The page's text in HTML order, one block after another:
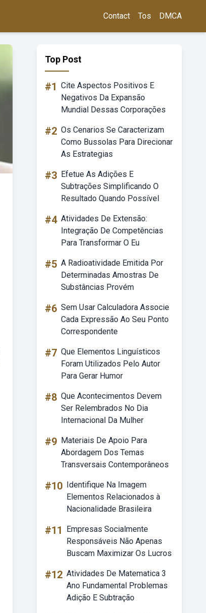
Contact Tos DMCA
Top Post
#1 Cite Aspectos Positivos E
Negativos Da Expansão
Mundial Dessas Corporações
#2 Os Cenarios Se Caracterizam
Como Bussolas Para Direcionar
As Estrategias
#3 Efetue As Adições E
Subtrações Simplificando O
Resultado Quando Possível
#4 Atividades De Extensão:
Integração De Competências
Para Transformar O Eu
#5 A Radioatividade Emitida Por
Determinadas Amostras De
Substâncias Provém
#6 Sem Usar Calculadora Associe
Cada Expressão Ao Seu Ponto
Correspondente
#7 Que Elementos Linguísticos
Foram Utilizados Pelo Autor
Para Gerar Humor
#8 Que Acontecimentos Devem
Ser Relembrados No Dia
Internacional Da Mulher
#9 Materiais De Apoio Para
Abordagem Dos Temas
Transversais Contemporâneos
#10 Identifique Na Imagem
Elementos Relacionados à
Nacionalidade Brasileira
#11
Empresas Socialmente
Responsáveis Não Apenas
Buscam Maximizar Os Lucros
#12 Atividades De Matematica 3
Ano Fundamental Problemas
Adição E Subtração